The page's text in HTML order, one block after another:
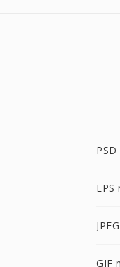
EPS
GIF